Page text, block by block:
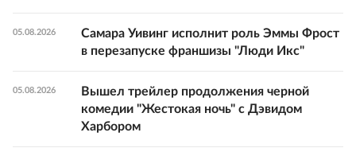
05.08.2026
Самара Уивинг исполнит роль Эммы Фрост
в перезапуске франшизы "Люди Икс"
05.08.2026
Вышел трейлер продолжения черной
комедии "Жестокая ночь" с Дэвидом
Харбором